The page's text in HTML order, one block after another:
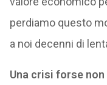
perdiamo questo
a noi decenni di
Una crisi forse